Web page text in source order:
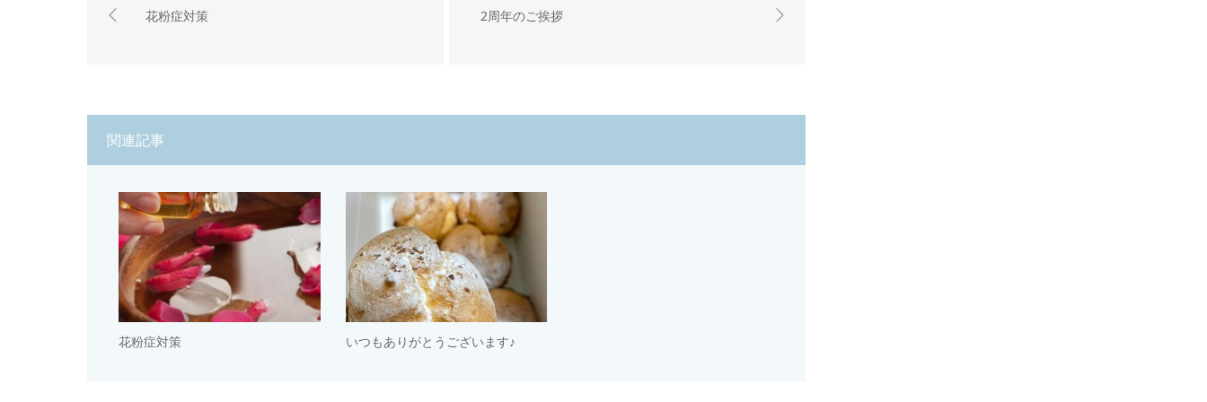
花粉症対策 2周年のご挨拶
関連記事
花粉症対策 いつもありがとうございます♪